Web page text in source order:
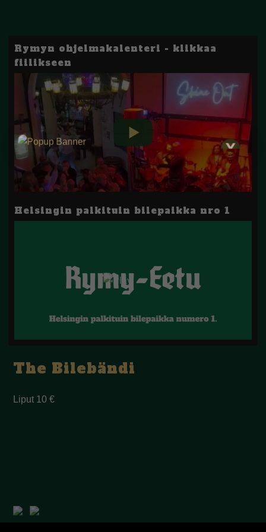
Rymyn ohjelmakalenteri - klikkaa
fiilikseen
Helsingin palkituin bilepaikka nro 1
The Bilebändi
Liput 10 €